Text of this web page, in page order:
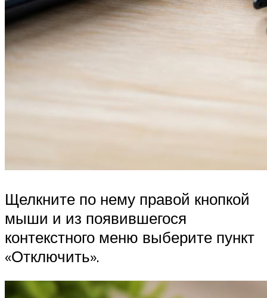
Щелкните по нему правой кнопкой
мыши и из появившегося
контекстного меню выберите пункт
«Отключить».